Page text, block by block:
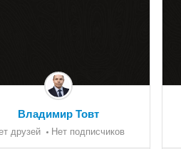
Владимир Товт
друзей Нет подписчиков